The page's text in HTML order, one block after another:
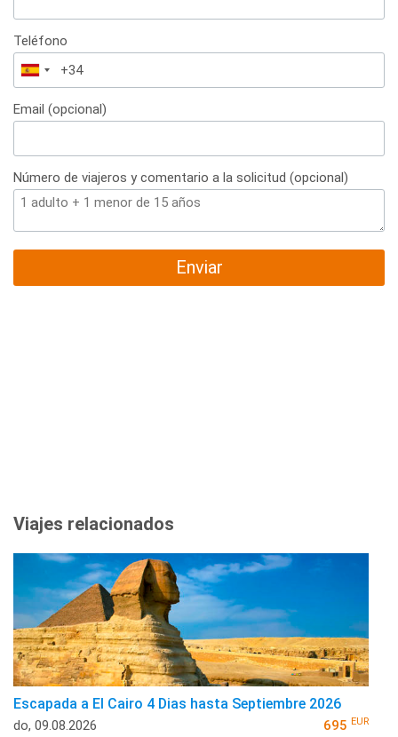
Teléfono
España
+34
Email (opcional)
Número de viajeros y comentario a la solicitud (opcional)
Enviar
Viajes relacionados
Escapada a El Cairo 4 Dias hasta Septiembre 2026
do, 09.08.2026 695 EUR